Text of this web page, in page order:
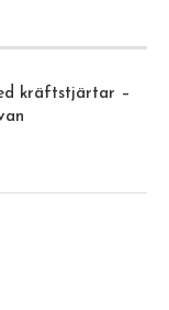
kräftstjärtar –